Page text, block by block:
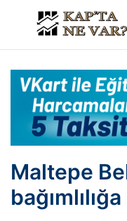
Maltepe